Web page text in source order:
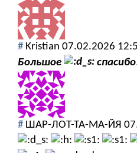
# Kristian 07.02.2026
Большое
# ШАР-ЛОТ-ТА-МА-ЙЯ